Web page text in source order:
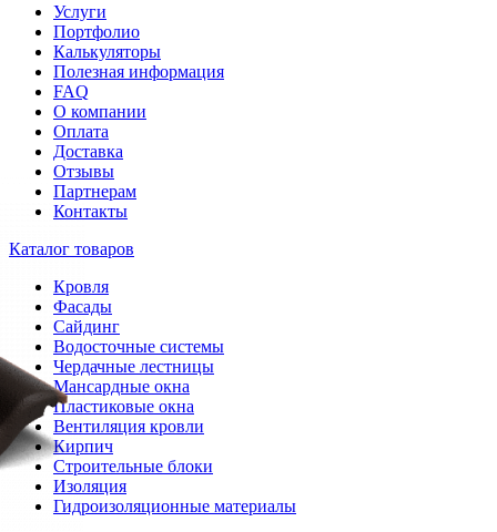
Услуги
Портфолио
Калькуляторы
Полезная информация
FAQ
О компании
Оплата
Доставка
Отзывы
Партнерам
Контакты
Каталог товаров
Кровля
Фасады
Сайдинг
Водосточные системы
Чердачные лестницы
Мансардные окна
Пластиковые окна
Вентиляция кровли
Кирпич
Строительные блоки
Изоляция
Гидроизоляционные материалы